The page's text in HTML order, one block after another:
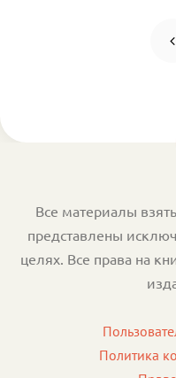
Все материалы
представлены
целях. Все права на
Политика